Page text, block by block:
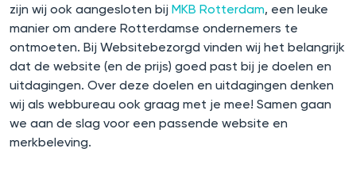
zijn wij ook aangesloten bij MKB Rotterdam, een leuke
manier om andere Rotterdamse ondernemers te
ontmoeten. Bij Websitebezorgd vinden wij het belangrijk
dat de website (en de prijs) goed past bij je doelen en
uitdagingen. Over deze doelen en uitdagingen denken
wij als webbureau ook graag met je mee! Samen gaan
we aan de slag voor een passende website en
merkbeleving.